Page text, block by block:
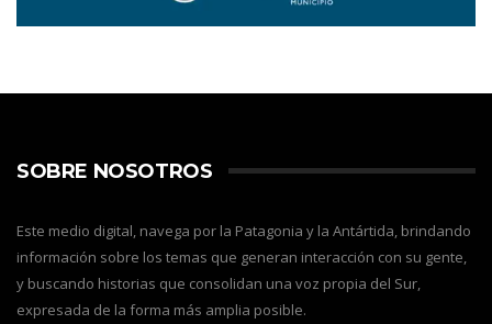
SOBRE NOSOTROS
Este medio digital, navega por la Patagonia y la Antártida, brindando
información sobre los temas que generan interacción con su gente,
y buscando historias que consolidan una voz propia del Sur,
expresada de la forma más amplia posible.